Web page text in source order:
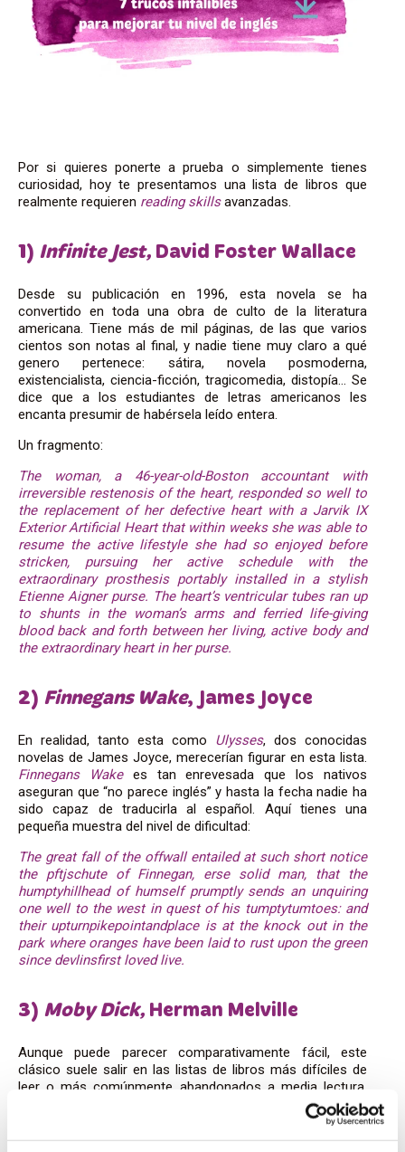
Por si quieres ponerte a prueba o simplemente tienes
curiosidad, hoy te presentamos una lista de libros que
realmente requieren reading skillsavanzadas.
1) Infinite Jest, David Foster Wallace
Desde su publicación en 1996, esta novela se ha
convertido en toda una obra de culto de la literatura
americana. Tiene más de mil páginas, de las que varios
cientos son notas al final, y nadie tiene muy claro a qué
genero pertenece: sátira, novela posmoderna,
existencialista, ciencia-ficción, tragicomedia, distopía… Se
dice que a los estudiantes de letras americanos les
encanta presumir de habérsela leído entera.
Un fragmento:
The woman, a 46-year-old-Boston accountant with
irreversible restenosis of the heart, responded so well to
the replacement of her defective heart with a Jarvik IX
Exterior Artificial Heart that within weeks she was able to
resume the active lifestyle she had so enjoyed before
stricken, pursuing her active schedule with the
extraordinary prosthesis portably installed in a stylish
Etienne Aigner purse. The heart’s ventricular tubes ran up
to shunts in the woman’s arms and ferried life-giving
blood back and forth between her living, active body and
the extraordinary heart in her purse.
2) Finnegans Wake, James Joyce
En realidad, tanto esta como Ulysses, dos conocidas
novelas de James Joyce, merecerían figurar en esta lista.
Finnegans Wakees tan enrevesada que los nativos
aseguran que “no parece inglés” y hasta la fecha nadie ha
sido capaz de traducirla al español. Aquí tienes una
pequeña muestra del nivel de dificultad:
The great fall of the offwall entailed at such short notice
the pftjschute of Finnegan, erse solid man, that the
humptyhillhead of humself prumptly sends an unquiring
one well to the west in quest of his tumptytumtoes: and
their upturnpikepointandplace is at the knock out in the
park where oranges have been laid to rust upon the green
since devlinsfirst loved live.
3) Moby Dick, Herman Melville
Aunque puede parecer comparativamente fácil, este
clásico suele salir en las listas de libros más difíciles de
leer o más comúnmente abandonados a media lectura.
¿La razón? Capítulos y más capítulos dedicados a las
ballenas. Aunque si por casualidad eres un apasionado de
estos animales, ¡no lo dejes escapar!